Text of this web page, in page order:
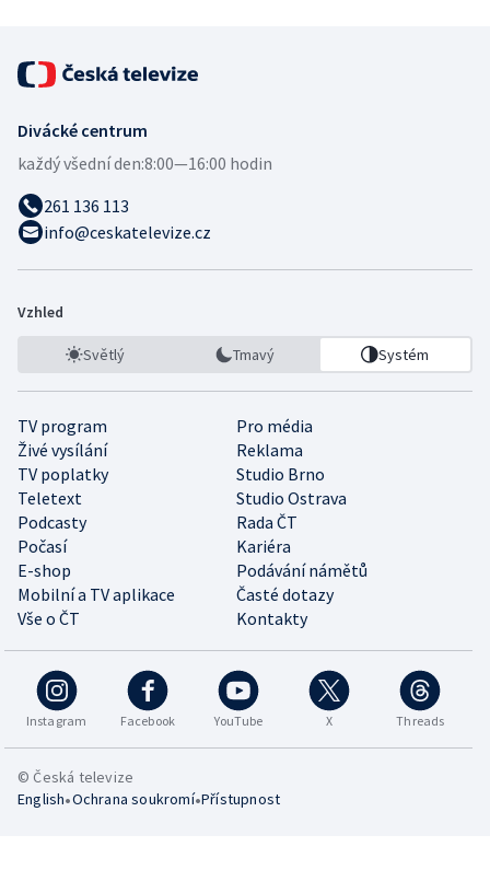
Divácké centrum
každý všední den:8:00—16:00 hodin
261 136 113
info@ceskatelevize.cz
Vzhled
Světlý Tmavý Systém
TV program
Pro média
Živé vysílání
Reklama
TV poplatky
Studio Brno
Teletext
Studio Ostrava
Podcasty
Rada ČT
Počasí
Kariéra
E-shop
Podávání námětů
Mobilní a TV aplikace
Časté dotazy
Vše o ČT
Kontakty
Instagram Facebook YouTube X Threads
© Česká televize
English•Ochrana soukromí•Přístupnost